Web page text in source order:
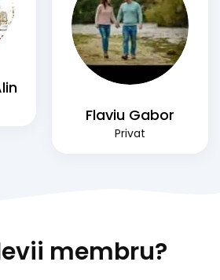
Flaviu Gabor
Privat
membru?